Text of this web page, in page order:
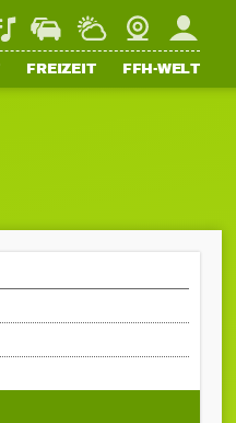
StaupilotWetterWebcamMein FFH
FREIZEIT FFH-WELT